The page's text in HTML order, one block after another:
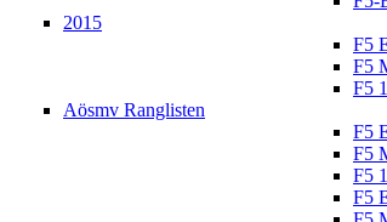
2015
F5
F5
F5
Aösmv Ranglisten
F5
F5
F5
F5